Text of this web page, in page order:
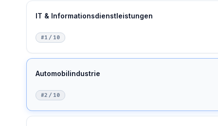
IT & Informationsdienstleistungen
#1 / 10
Automobilindustrie
#2 / 10